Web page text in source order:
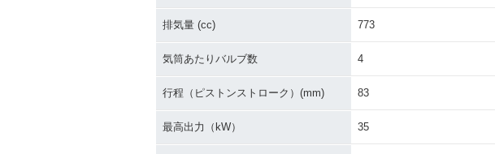
2014年 W800 Chrome
2014年 W800 Special
排気量 (cc) 773
気筒あたりバルブ数 4
行程（ピストンストローク）(mm) 83
最高出力（kW） 35